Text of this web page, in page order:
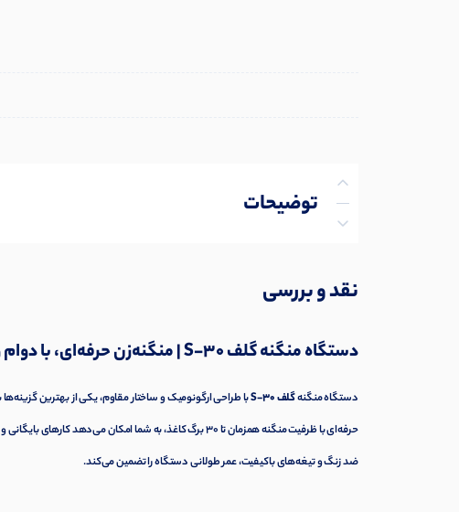
توضیحات
نظرات (0)
پرسش‌ها
نقد و بررسی
دستگاه منگنه گلف S-30 | منگنه‌زن حرفه‌ای، با دوام و کارآمد برای استفاده اداری و خانگی
دستگاه منگنهگلف S-30
با طراحی ارگونومیک و ساختار مقاوم، یکی از بهترین
حرفه‌ای با ظرفیت منگنه همزمان تا ۳۰ برگ کاغذ، به شما
ضد زنگ و تیغه‌های باکیفیت، عمر طولانی دستگاه را تضمین می‌کند.